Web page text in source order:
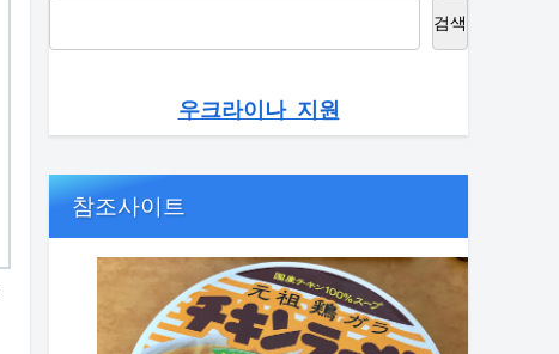
검색
우크라이나 지원
참조사이트